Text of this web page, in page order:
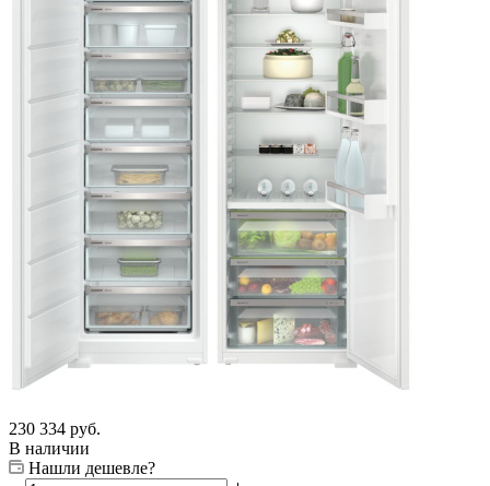
230 334 руб.
В наличии
Нашли дешевле?